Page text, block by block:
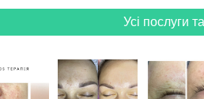
Усі послуги